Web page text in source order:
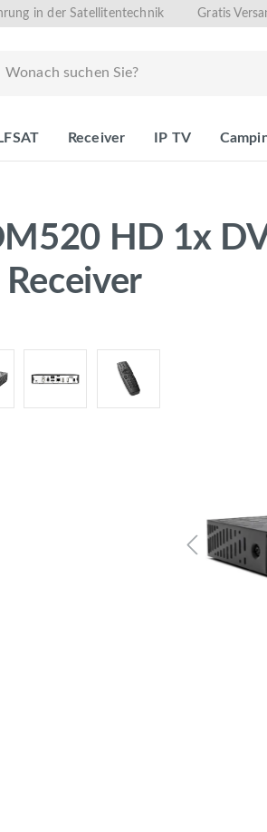
in der Satellitentechnik Gratis
Receiver IP TV
HD 1x